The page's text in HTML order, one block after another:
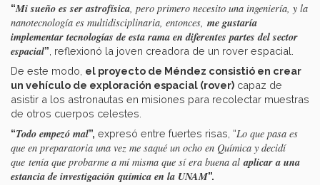
“Mi sueño es ser astrofísica, pero primero necesito una ingeniería, y la
nanotecnología es multidisciplinaria, entonces, me gustaría
implementar tecnologías de esta rama en diferentes partes del sector
espacial” , reflexionó la joven creadora de un rover espacial.
De este modo, el proyecto de Méndez consistió en crear
un vehículo de exploración espacial (rover) capaz de
asistir a los astronautas en misiones para recolectar muestras
de otros cuerpos celestes.
“Todo empezó mal”, expresó entre fuertes risas, “Lo que pasa es
que en preparatoria una vez me saqué un ocho en Química y decidí
que tenía que probarme a mí misma que sí era buena alaplicar a una
estancia de investigación química en la UNAM”.